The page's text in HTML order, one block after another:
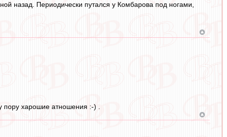
назад. Периодически путался у Комбарова под ногами,
харошие атношения :-) .